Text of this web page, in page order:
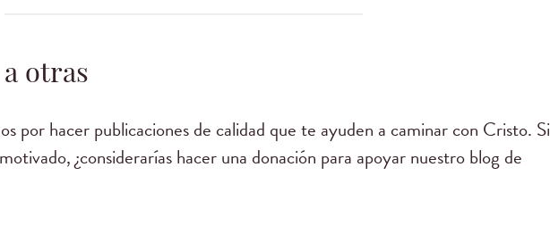
otras
por hacer publicaciones de calidad que te ayuden a caminar con Cristo. Si
¿considerarías hacer una donación para apoyar nuestro blog de